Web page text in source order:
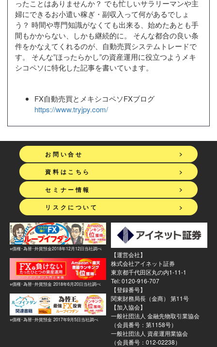
ったことはありませんか？ でも忙しいサラリーマンや主
婦にできるお小遣い稼ぎ・副収入って何があるでしょ
う？ 時間や専門知識がなくても出来る、始めたあとも手
間もかからない、しかも継続的に。 そんな都合の良い条
件をかなえてくれるのが、自動売買システムトレードで
す。 そんな”ほったらかし”の資産運用に役立つようメキ
シコペソに特化した記事を書いています。
FX自動売買とメキシコペソFXブログ
https://www.tryjpy.com/
>
お問い合せ
>
資料はこちら
>
セミナー情報
>
リスクについて
※債権･為替･外貨預金2018年12月12日当社調べ
※債権･為替･外貨預金 2018年6月20日当社調べ
※債権･為替･外貨預金 2017年9月5日当社調べ
【運営会社】
株式会社アイネット証券
東京都千代田区丸の内1-11-1
Tel: 0120-916-707
【登録番号】
関東財務局長（金商） 第11号
【加入協会】
一般社団法人 金融先物取引業協会
（会員番号：第1158号）
一般社団法人 資産運用業協会
（会員番号：012-02238）